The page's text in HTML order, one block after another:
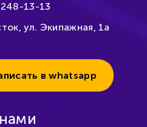
13-13
ул. Экипажная, 1а
в whatsapp